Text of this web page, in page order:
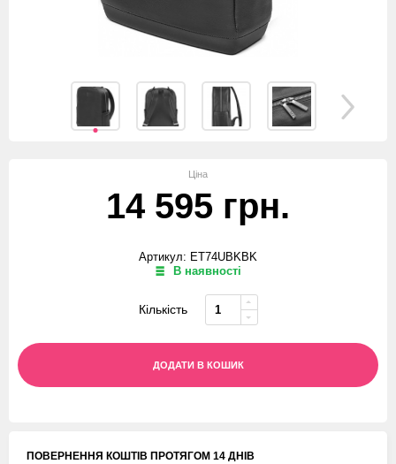
Ціна
14 595 грн.
Артикул: ET74UBKBK
В наявності
Кількість
ДОДАТИ В КОШИК
ПОВЕРНЕННЯ КОШТIВ ПРОТЯГОМ 14 ДНIВ